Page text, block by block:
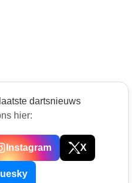
dartsnieuws
hier:
Instagram X